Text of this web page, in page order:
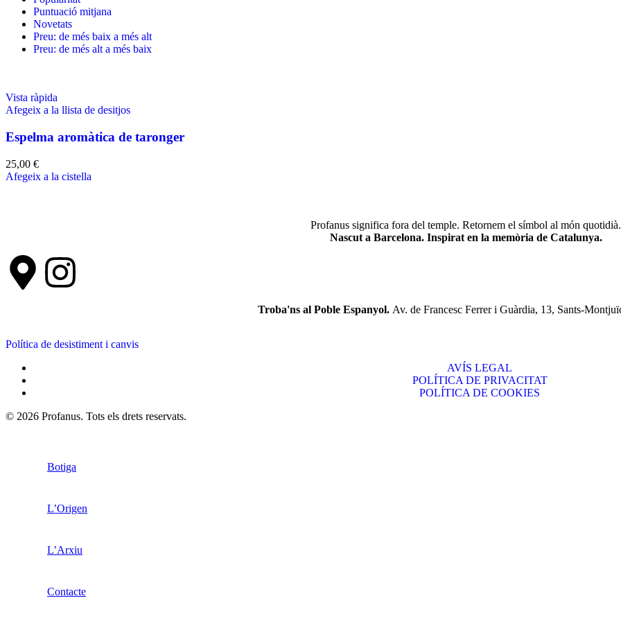
Puntuació mitjana
Novetats
Preu: de més baix a més alt
Preu: de més alt a més baix
Vista ràpida
Afegeix a la llista de desitjos
Espelma aromàtica de taronger
25,00 €
Afegeix a la cistella
Profanus significa fora del temple. Retornem el símbol al món quotidià.
Nascut a Barcelona. Inspirat en la memòria de Catalunya.
Troba'ns al Poble Espanyol. Av. de Francesc Ferrer i Guàrdia, 13, Sants-
Política de desistiment i canvis
AVÍS LEGAL
POLÍTICA DE PRIVACITAT
POLÍTICA DE COOKIES
© 2026 Profanus. Tots els drets reservats.
Botiga
L’Origen
L’Arxiu
Contacte